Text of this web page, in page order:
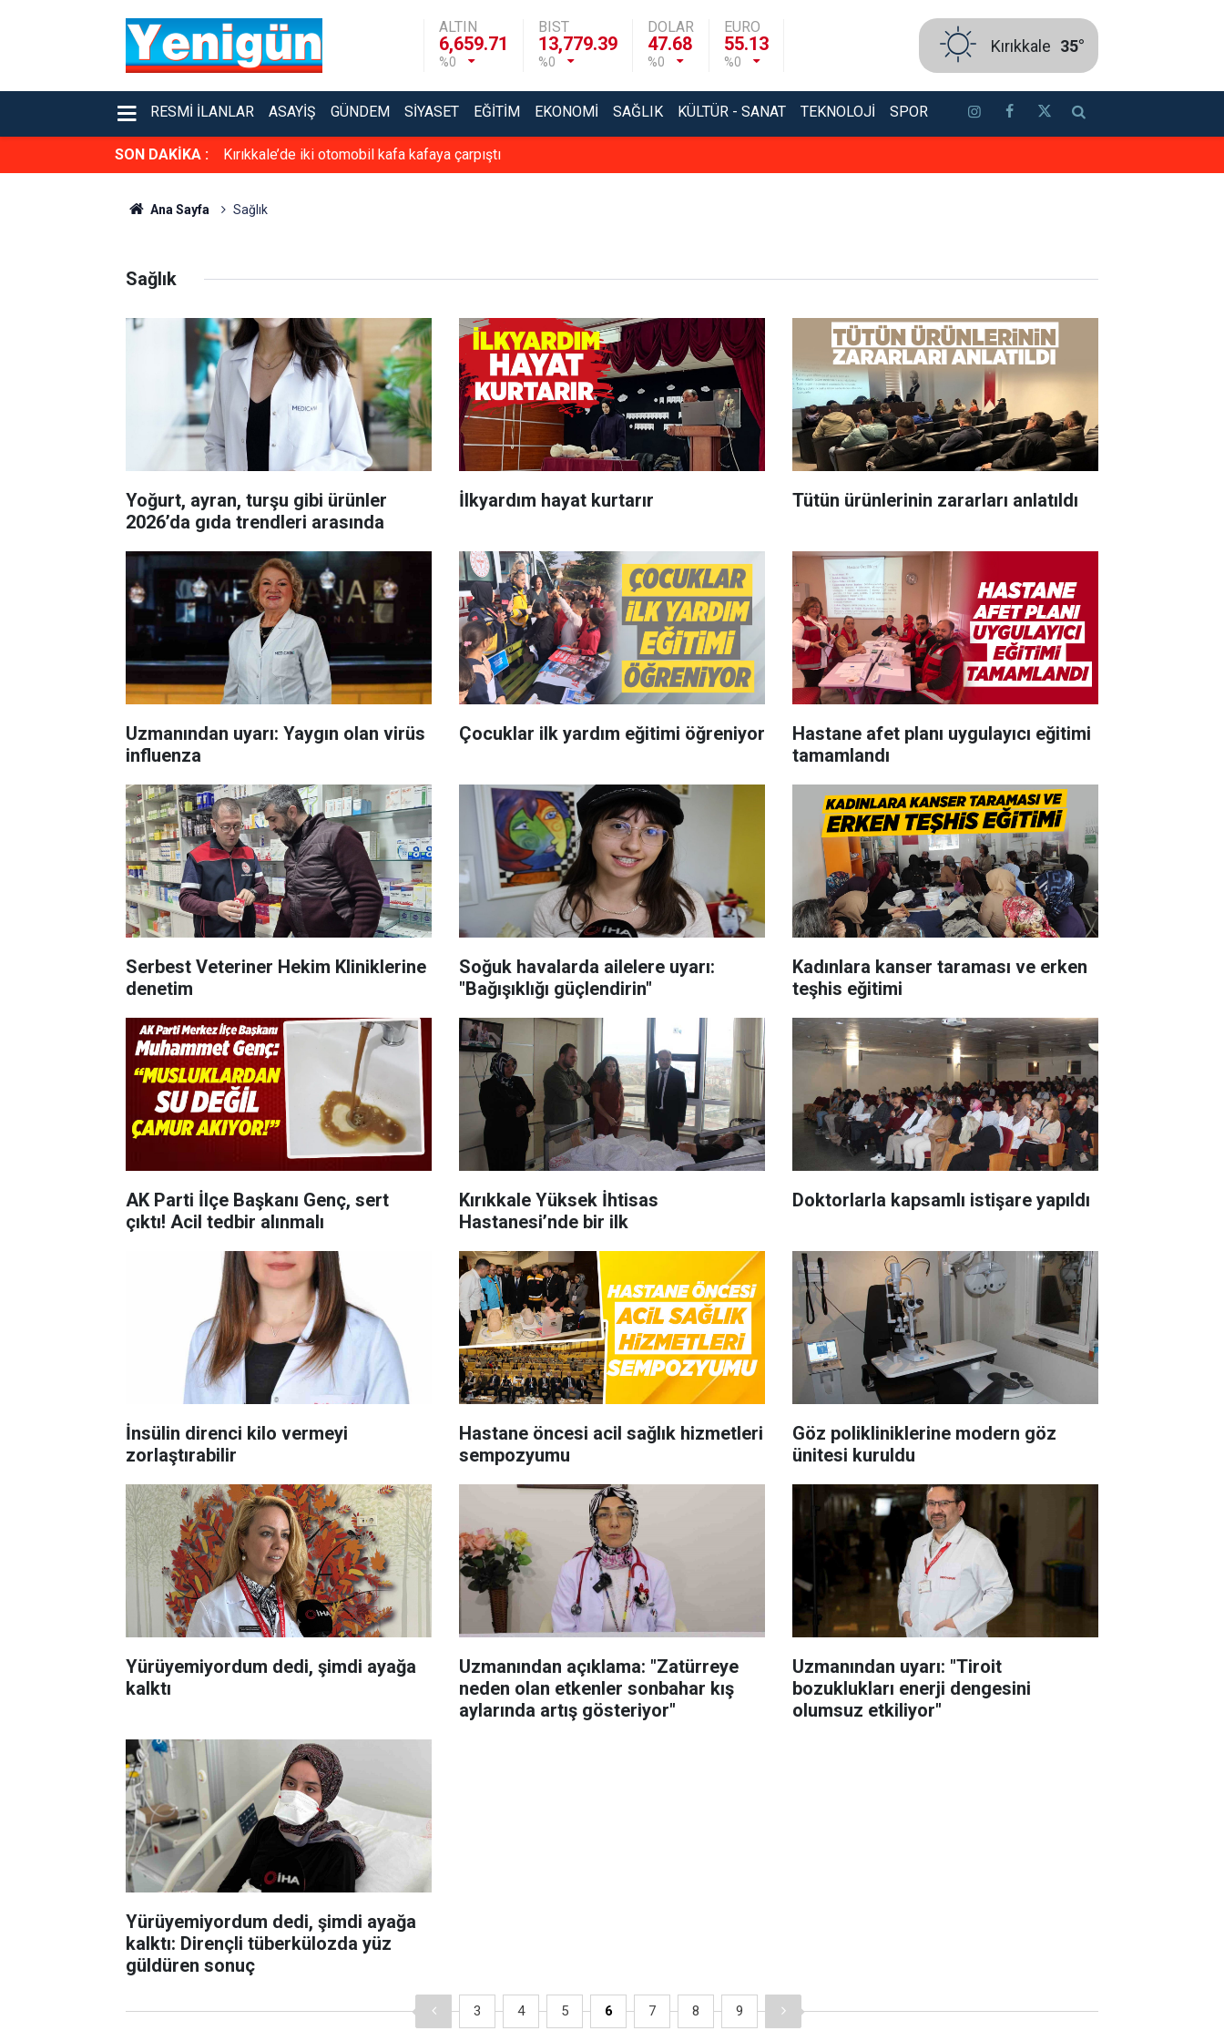
ALTIN
6,659.71
%0
BIST
13,779.39
%0
DOLAR
47.68
%0
EURO
55.13
%0
Kırıkkale 35°
RESMI İLANLAR ASAYIŞ GÜNDEM SIYASET EĞITIM EKONOMI SAĞLIK KÜLTÜR - SANAT TEKNOLOJI SPOR
SON DAKİKA : Kırıkkale’de iki otomobil kafa kafaya çarpıştı
Ana Sayfa Sağlık
Sağlık
Yoğurt, ayran, turşu gibi ürünler
2026’da gıda trendleri arasında
İlkyardım hayat kurtarır Tütün ürünlerinin zararları anlatıldı
Uzmanından uyarı: Yaygın olan virüs
influenza
Çocuklar ilk yardım eğitimi öğreniyor
Hastane afet planı uygulayıcı eğitimi
tamamlandı
Serbest Veteriner Hekim Kliniklerine
denetim
Soğuk havalarda ailelere uyarı:
"Bağışıklığı güçlendirin"
Kadınlara kanser taraması ve erken
teşhis eğitimi
AK Parti İlçe Başkanı Genç, sert
çıktı! Acil tedbir alınmalı
Kırıkkale Yüksek İhtisas
Hastanesi’nde bir ilk
Doktorlarla kapsamlı istişare yapıldı
İnsülin direnci kilo vermeyi
zorlaştırabilir
Hastane öncesi acil sağlık hizmetleri
sempozyumu
Göz polikliniklerine modern göz
ünitesi kuruldu
Yürüyemiyordum dedi, şimdi ayağa
kalktı
Uzmanından açıklama: "Zatürreye
neden olan etkenler sonbahar kış
aylarında artış gösteriyor"
Uzmanından uyarı: "Tiroit
bozuklukları enerji dengesini
olumsuz etkiliyor"
Yürüyemiyordum dedi, şimdi ayağa
kalktı: Dirençli tüberkülozda yüz
güldüren sonuç
3 4 5 6 7 8 9